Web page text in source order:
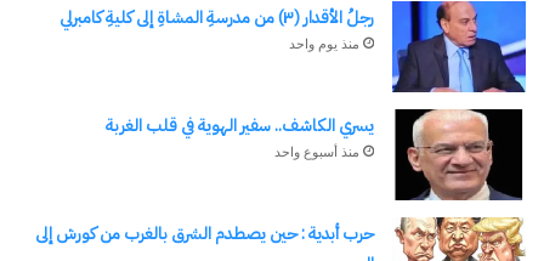
رجلُ الأقدار (٣) من مدرسةِ المشاةِ إلى كليةِ كامبرلي
منذ يوم واحد
يسري الكاشف.. سفير الهوية في قلب الغربة
منذ أسبوع واحد
حرب أبدية : حين يصطدم الشرق بالغرب من كورش إلى